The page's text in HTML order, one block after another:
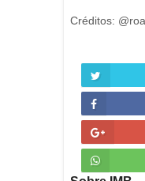
Créditos: